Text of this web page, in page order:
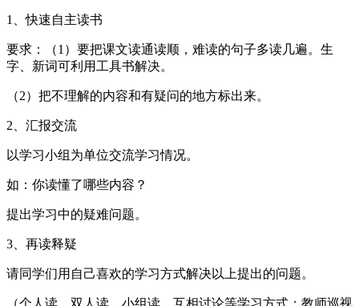
1、快速自主读书
要求：（1）要把课文读通读顺，难读的句子多读几遍。生
字、新词可利用工具书解决。
（2）把不理解的内容和有疑问的地方标出来。
2、汇报交流
以学习小组为单位交流学习情况。
如：你读懂了哪些内容？
提出学习中的疑难问题。
3、再读释疑
请同学们用自己喜欢的学习方式解决以上提出的问题。
（个人读、双人读、小组读、互相讨论等学习方式；教师巡视